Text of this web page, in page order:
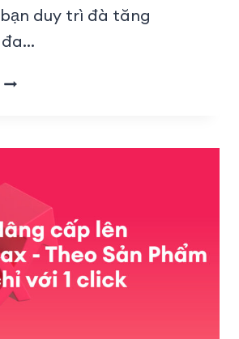
duy trì đà tăng